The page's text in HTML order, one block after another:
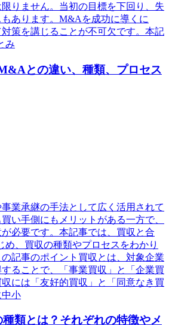
りません。当初の目標を下回り、失
あります。M&Aを成功に導くに
策を講じることが不可欠です。本記
み
との違い、種類、プロセス
業承継の手法として広く活用されて
い手側にもメリットがある一方で、
必要です。本記事では、買収と合
、買収の種類やプロセスをわかり
記事のポイント買収とは、対象企業
ることで、「事業買収」と「企業買
には「友好的買収」と「同意なき買
小
類とは？それぞれの特徴やメ